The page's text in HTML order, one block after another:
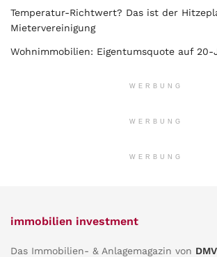
Temperatur-Richtwert? Das ist der
Mietervereinigung
Wohnimmobilien: Eigentumsquote auf 20-
WERBUNG
WERBUNG
WERBUNG
immobilien investment
Das Immobilien- & Anlagemagazin von